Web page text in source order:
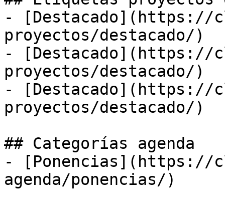
- [Destacado](https://
proyectos/destacado/)
- [Destacado](https://
proyectos/destacado/)
- [Destacado](https://
proyectos/destacado/)
## Categorías agenda
- [Ponencias](https://
agenda/ponencias/)